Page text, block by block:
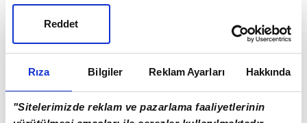
Rıza Bilgiler Reklam Ayarları Hakkında
"Sitelerimizde reklam ve pazarlama faaliyetlerinin
Reddet